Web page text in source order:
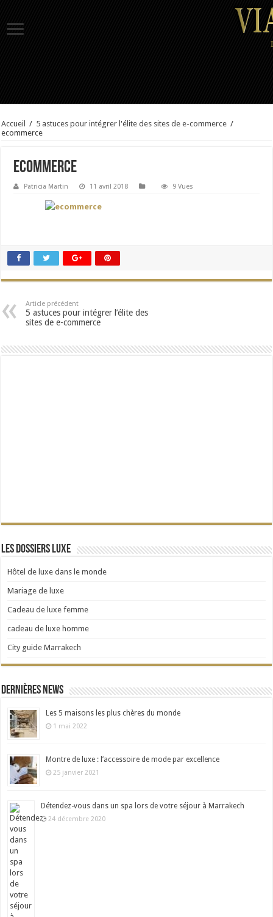
Accueil / 5 astuces pour intégrer l'élite des sites de e-commerce /
ecommerce
ecommerce
Patricia Martin 11 avril 2018 9 Vues
Article précédent
5 astuces pour intégrer l’élite des
sites de e-commerce
Les dossiers Luxe
Hôtel de luxe dans le monde
Mariage de luxe
Cadeau de luxe femme
cadeau de luxe homme
City guide Marrakech
Dernières news
Les 5 maisons les plus chères du monde
1 mai 2022
Montre de luxe : l’accessoire de mode par excellence
25 janvier 2021
Détendez-vous dans un spa lors de votre séjour à Marrakech
24 décembre 2020